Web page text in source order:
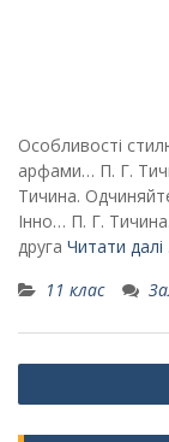
Особливості
арфами… П. Г.
Тичина.
Інно… П. Г.
друга Читати
11 клас
Навігація
записів